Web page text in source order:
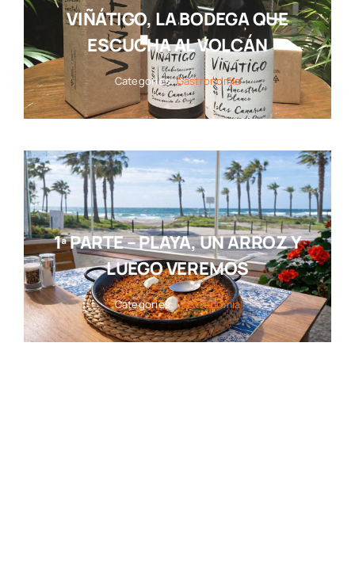
VIÑÁTIGO, LA BODEGA QUE
ESCUCHA AL VOLCÁN
Categories:Gastronomía
1ª PARTE – PLAYA, UN ARROZ Y
LUEGO VEREMOS
Categories:Gastronomía